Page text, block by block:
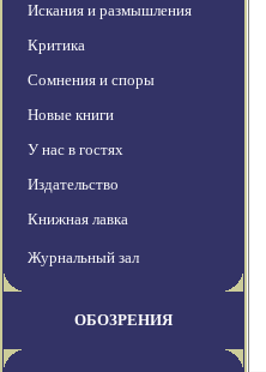
Искания и размышления
Критика
Сомнения и споры
Новые книги
У нас в гостях
Издательство
Книжная лавка
Журнальный зал
ОБОЗРЕНИЯ